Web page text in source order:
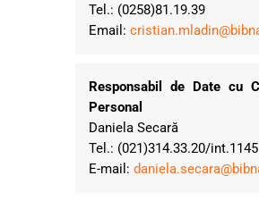
Tel.: (0258)81.19.39
Email:
Responsabil de Date cu
Personal
Daniela Secară
Tel.: (021)314.33.20/int.1145
E-mail: